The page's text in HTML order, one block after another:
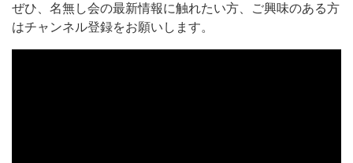
ぜひ、名無し会の最新情報に触れたい方、ご興味のある方
はチャンネル登録をお願いします。